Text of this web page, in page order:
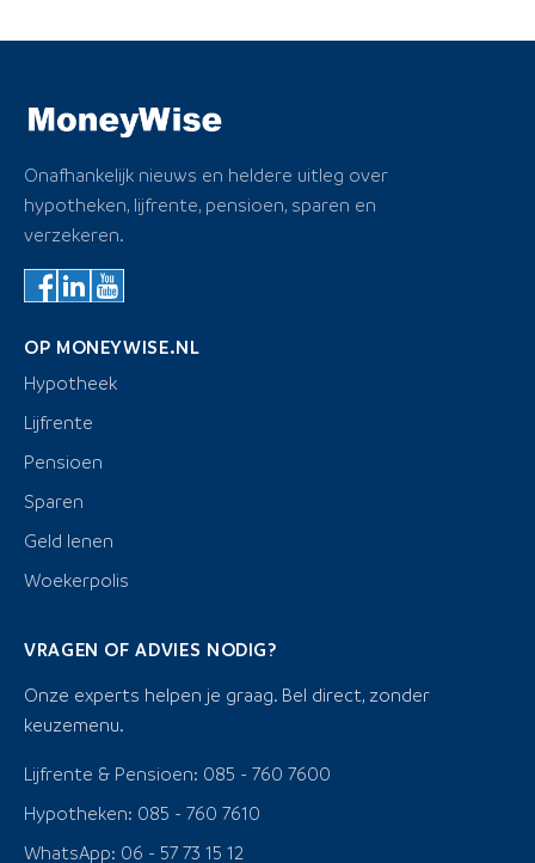
Onafhankelijk nieuws en heldere uitleg over
hypotheken, lijfrente, pensioen, sparen en
verzekeren.
OP MONEYWISE.NL
Hypotheek
Lijfrente
Pensioen
Sparen
Geld lenen
Woekerpolis
VRAGEN OF ADVIES NODIG?
Onze experts helpen je graag. Bel direct, zonder
keuzemenu.
Lijfrente & Pensioen: 085 - 760 7600
Hypotheken: 085 - 760 7610
WhatsApp: 06 - 57 73 15 12